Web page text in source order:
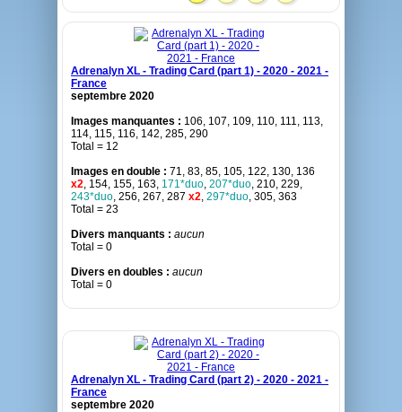
Adrenalyn XL - Trading Card (part 1) - 2020 - 2021 -
France
septembre 2020
Images manquantes : 106, 107, 109, 110, 111, 113,
114, 115, 116, 142, 285, 290
Total = 12
Images en double : 71, 83, 85, 105, 122, 130, 136
x2, 154, 155, 163, 171*duo, 207*duo, 210, 229,
243*duo, 256, 267, 287 x2, 297*duo, 305, 363
Total = 23
Divers manquants : aucun
Total = 0
Divers en doubles : aucun
Total = 0
Adrenalyn XL - Trading Card (part 2) - 2020 - 2021 -
France
septembre 2020